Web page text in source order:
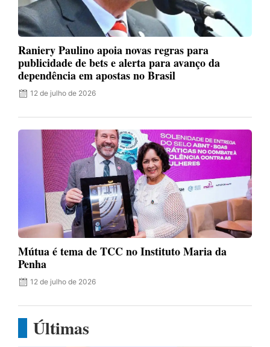
Raniery Paulino apoia novas regras para
publicidade de bets e alerta para avanço da
dependência em apostas no Brasil
12 de julho de 2026
Mútua é tema de TCC no Instituto Maria da
Penha
12 de julho de 2026
Últimas